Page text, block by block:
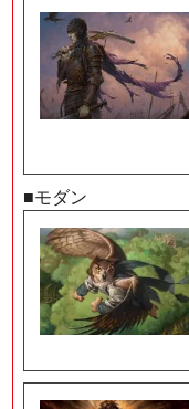
■モダン